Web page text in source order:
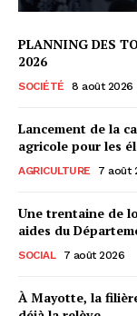
PLANNING DES
2026
SOCIÉTÉ 8 août 2026
Lancement de la
agricole pour les
AGRICULTURE 7 août
Une trentaine de
aides du
SOCIAL 7 août 2026
À Mayotte, la